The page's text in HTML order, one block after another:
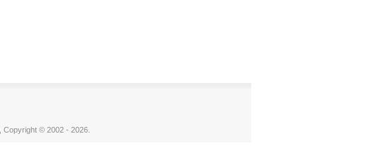
Copyright © 2002 - 2026.